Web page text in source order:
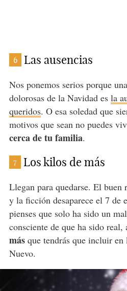
6 Las ausencias
Nos ponemos serios porque
dolorosas de la Navidad es la
queridos. O esa soledad que
motivos que sean no puedes
cerca de tu familia.
7 Los kilos de más
Llegan para quedarse. El
y la ficción desaparece el 7 de
pienses que solo ha sido un
consciente de que ha sido real,
másque tendrás que incluir en
Nuevo.